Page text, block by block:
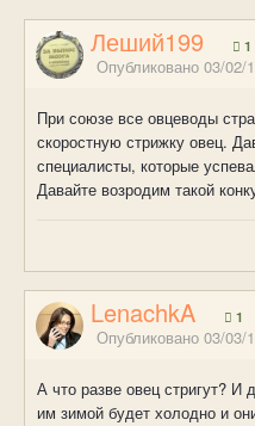
Леший199 1
Опубликовано 03/02/
При союзе все овцеводы
скоростную стрижку овец.
специалисты, которые
Давайте возродим такой
LenachkA 1
Опубликовано 03/03/
А что разве овец стригут? И
им зимой будет холодно и